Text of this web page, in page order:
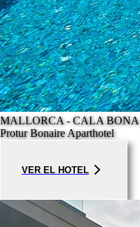
MALLORCA - CALA BONA
Protur Bonaire Aparthotel
VER EL HOTEL